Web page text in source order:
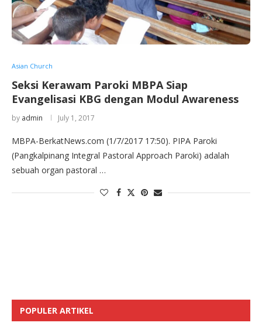
Asian Church
Seksi Kerawam Paroki MBPA Siap
Evangelisasi KBG dengan Modul Awareness
by admin July 1, 2017
MBPA-BerkatNews.com (1/7/2017 17:50). PIPA Paroki
(Pangkalpinang Integral Pastoral Approach Paroki) adalah
sebuah organ pastoral …
POPULER ARTIKEL